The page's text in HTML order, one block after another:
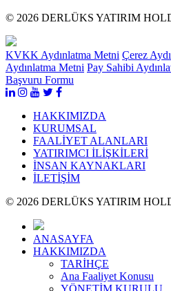
© 2026 DERLÜKS YATIRIM
KVKK Aydınlatma Metni Çerez
Aydınlatma Metni Pay Sahibi
Başvuru Formu
HAKKIMIZDA
KURUMSAL
FAALİYET ALANLARI
YATIRIMCI İLİŞKİLERİ
İNSAN KAYNAKLARI
İLETİŞİM
© 2026 DERLÜKS YATIRIM
ANASAYFA
HAKKIMIZDA
TARİHÇE
Ana Faaliyet Konusu
YÖNETİM KURULU